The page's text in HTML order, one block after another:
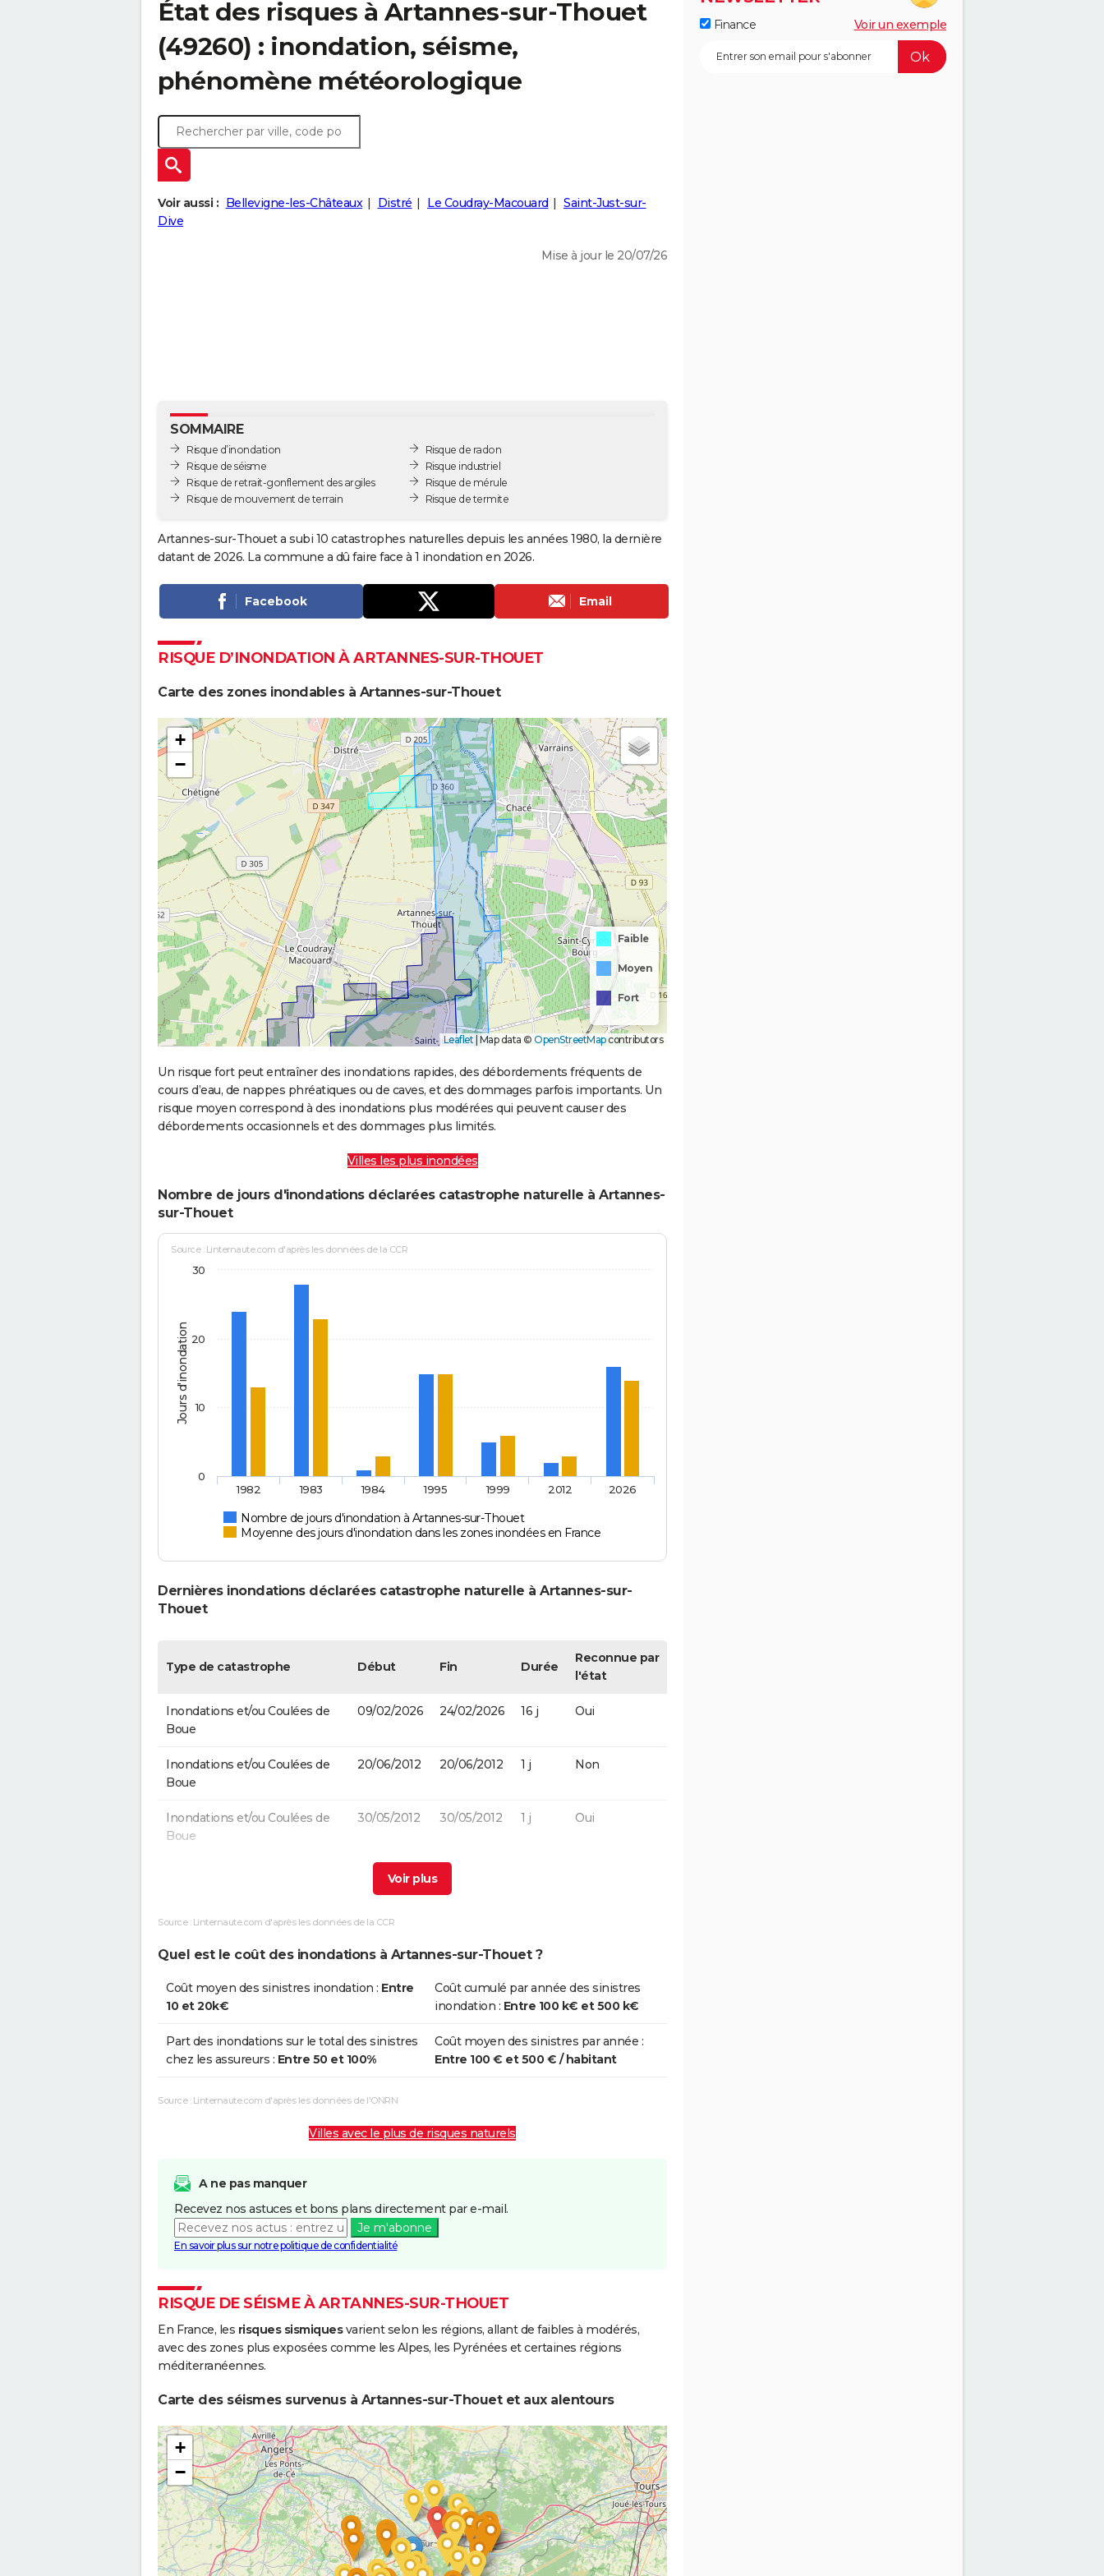
État des risques à Artannes-sur-Thouet
(49260) : inondation, séisme,
phénomène météorologique
Voir aussi : Bellevigne-les-Châteaux Distré Le Coudray-Macouard
Saint-Just-sur-
Dive
Mise à jour le 20/07/26
SOMMAIRE
Risque d’inondation
Risque de séisme
Risque de retrait-gonflement des argiles
Risque de mouvement de terrain
Risque de radon
Risque industriel
Risque de mérule
Risque de termite
Artannes-sur-Thouet a subi 10 catastrophes naturelles depuis les années 1980, la dernière
datant de 2026. La commune a dû faire face à 1 inondation en 2026.
Facebook Email
RISQUE D’INONDATION À ARTANNES-SUR-THOUET
Carte des zones inondables à Artannes-sur-Thouet
+
−
Faible
Moyen
Fort
Leaflet Map data © OpenStreetMapcontributors
Un risque fort peut entraîner des inondations rapides, des débordements fréquents de
cours d’eau, de nappes phréatiques ou de caves, et des dommages parfois importants. Un
risque moyen correspond à des inondations plus modérées qui peuvent causer des
débordements occasionnels et des dommages plus limités.
Villes les plus inondées
Nombre de jours d'inondations déclarées catastrophe naturelle à Artannes-
sur-Thouet
Jours d'inondation
Source : Linternaute.com d'après les données de la CCR
Nombre de jours d'inondation à Artannes-sur-Thouet
Moyenne des jours d'inondation dans les zones inondées en France
1982 1983 1984 1995 1999 2012 2026
0
10
20
30
Dernières inondations déclarées catastrophe naturelle à Artannes-sur-
Thouet
Type de catastrophe Début Fin Durée
Reconnue par
l'état
Inondations et/ou Coulées de
Boue
09/02/2026 24/02/2026 16 j Oui
Inondations et/ou Coulées de
Boue
20/06/2012 20/06/2012 1 j Non
Inondations et/ou Coulées de
Boue
30/05/2012 30/05/2012 1 j Oui
25/12/1999 29/12/1999
Inondations et/ou Coulées de
17/01/1995
Boue
Boue
Boue
Source : Linternaute.com d'après les données de la CCR
Quel est le coût des inondations à Artannes-sur-Thouet ?
Coût moyen des sinistres inondation : Entre
10 et 20k€
Coût cumulé par année des sinistres
inondation : Entre 100 k€ et 500 k€
Part des inondations sur le total des sinistres
chez les assureurs : Entre 50 et 100%
Coût moyen des sinistres par année :
Entre 100 € et 500 € / habitant
Source : Linternaute.com d'après les données de l'ONRN
Villes avec le plus de risques naturels
A ne pas manquer
Recevez nos astuces et bons plans directement par e-mail.
Je m'abonne
En savoir plus sur notre politique de confidentialité
RISQUE DE SÉISME À ARTANNES-SUR-THOUET
En France, les risques sismiquesvarient selon les régions, allant de faibles à modérés,
avec des zones plus exposées comme les Alpes, les Pyrénées et certaines régions
méditerranéennes.
Carte des séismes survenus à Artannes-sur-Thouet et aux alentours
+
−
Finance Voir un exemple